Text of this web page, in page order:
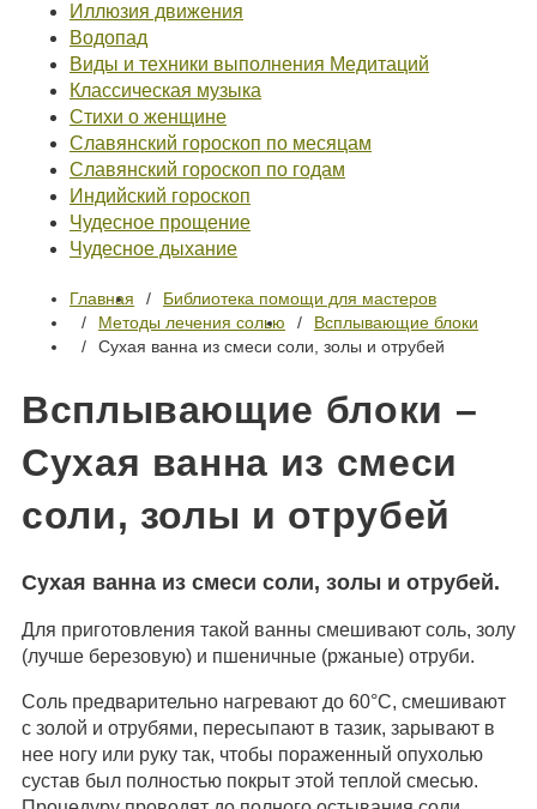
Иллюзия движения
Водопад
Виды и техники выполнения Медитаций
Классическая музыка
Стихи о женщине
Славянский гороскоп по месяцам
Славянский гороскоп по годам
Индийский гороскоп
Чудесное прощение
Чудесное дыхание
Главная
Библиотека помощи для мастеров
Методы лечения солью
Всплывающие блоки
Сухая ванна из смеси соли, золы и отрубей
Всплывающие блоки –
Сухая ванна из смеси
соли, золы и отрубей
Сухая ванна из смеси соли, золы и отрубей.
Для приготовления такой ванны смешивают соль, золу
(лучше березовую) и пшеничные (ржаные) отруби.
Соль предварительно нагревают до 60°С, смешивают
с золой и отрубями, пересыпают в тазик, зарывают в
нее ногу или руку так, чтобы пораженный опухолью
сустав был полностью покрыт этой теплой смесью.